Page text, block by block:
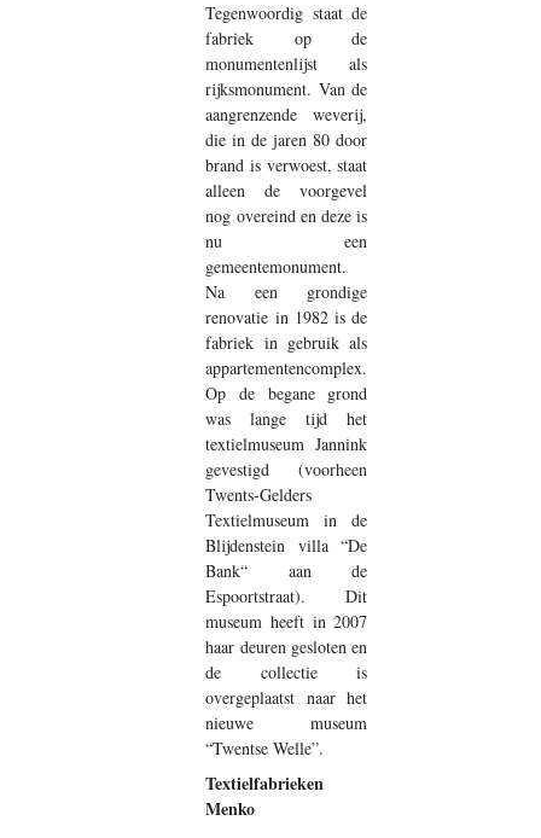
Tegenwoordig staat de
fabriek op de
monumentenlijst als
rijksmonument. Van de
aangrenzende weverij,
die in de jaren 80 door
brand is verwoest, staat
alleen de voorgevel
nog overeind en deze is
nu een
gemeentemonument.
Na een grondige
renovatie in 1982 is de
fabriek in gebruik als
appartementencomplex.
Op de begane grond
was lange tijd het
textielmuseum Jannink
gevestigd (voorheen
Twents-Gelders
Textielmuseum in de
Blijdenstein villa “De
Bank“ aan de
Espoortstraat). Dit
museum heeft in 2007
haar deuren gesloten en
de collectie is
overgeplaatst naar het
nieuwe museum
“Twentse Welle”.
Textielfabrieken
Menko